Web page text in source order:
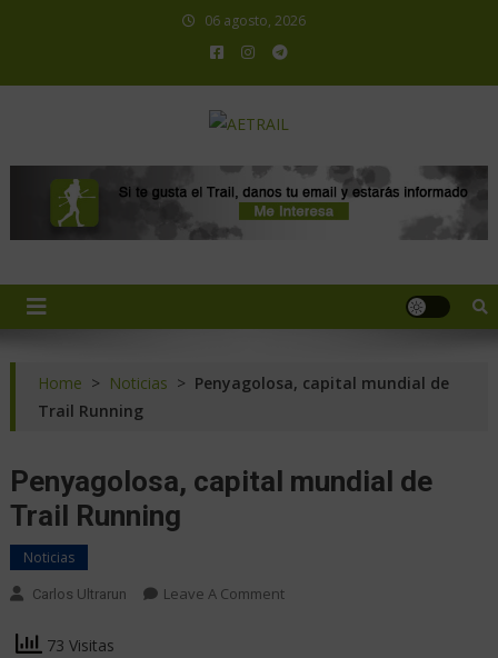
06 agosto, 2026
Home > Noticias > Penyagolosa, capital mundial de
Trail Running
Penyagolosa, capital mundial de
Trail Running
Noticias
Carlos Ultrarun Leave A Comment
73 Visitas